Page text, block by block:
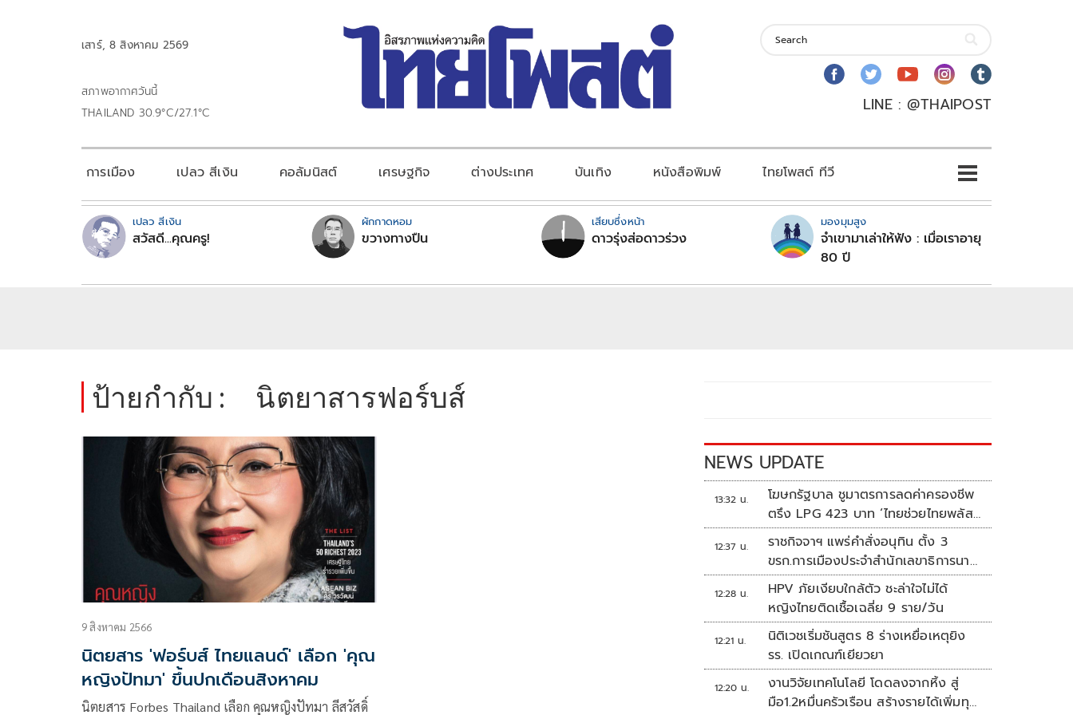
เสาร์, 8 สิงหาคม 2569
สภาพอากาศวันนี้
THAILAND 30.9°C/27.1°C
LINE : @THAIPOST
การเมือง เปลว สีเงิน คอลัมนิสต์ เศรษฐกิจ ต่างประเทศ บันเทิง หนังสือพิมพ์ ไทยโพสต์ ทีวี
เปลว สีเงิน
สวัสดี...คุณครู!
ผักกาดหอม
ขวางทางปืน
เสียบซึ่งหน้า
ดาวรุ่งส่อดาวร่วง
มองมุมสูง
จำเขามาเล่าให้ฟัง : เมื่อเราอายุ
80 ปี
ป้ายกำกับ : นิตยาสารฟอร์บส์
9 สิงหาคม 2566
นิตยสา​ร 'ฟอร์บส์ ไทยแลนด์'​ เลือก 'คุณ
หญิงปัทมา'​ ขึ้นปกเดือนสิงหาคม
นิตยสาร Forbes Thailand เลือก คุณหญิงปัทมา ลีสวัสดิ์
NEWS UPDATE
13:32 น.
โฆษกรัฐบาล ชูมาตรการลดค่าครองชีพ
ตรึง LPG 423 บาท ‘ไทยช่วยไทยพลัส’
ดันเงินหมุนแสนล้าน
12:37 น.
ราชกิจจาฯ แพร่คำสั่งอนุทิน ตั้ง 3
ขรก.การเมืองประจำสำนักเลขาธิการนา
ยกฯ
12:28 น.
HPV ภัยเงียบใกล้ตัว ชะล่าใจไม่ได้
หญิงไทยติดเชื้อเฉลี่ย 9 ราย/วัน
12:21 น.
นิติเวชเริ่มชันสูตร 8 ร่างเหยื่อเหตุยิง
รร. เปิดเกณฑ์เยียวยา
12:20 น.
งานวิจัยเทคโนโลยี โดดลงจากหิ้ง สู่
มือ1.2หมื่นครัวเรือน สร้างรายได้เพิ่มทุก